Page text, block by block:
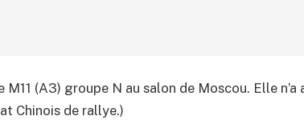
M11 (A3) groupe N au salon de Moscou. Elle n’a
Chinois de rallye.)